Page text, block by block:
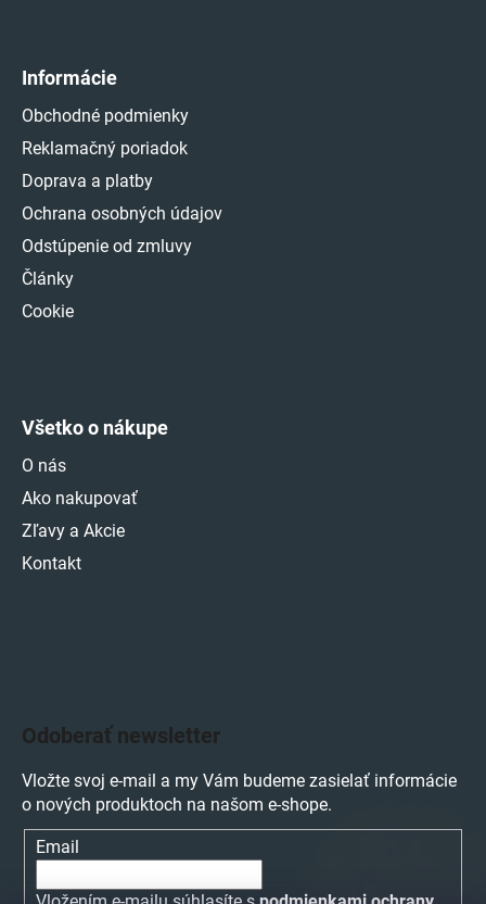
Informácie
Obchodné podmienky
Reklamačný poriadok
Doprava a platby
Ochrana osobných údajov
Odstúpenie od zmluvy
Články
Cookie
Všetko o nákupe
O nás
Ako nakupovať
Zľavy a Akcie
Kontakt
Odoberať newsletter
Vložte svoj e-mail a my Vám budeme zasielať informácie
o nových produktoch na našom e-shope.
Email